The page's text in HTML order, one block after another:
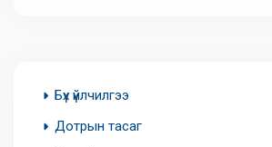
Бүх үйлчилгээ
Дотрын тасаг